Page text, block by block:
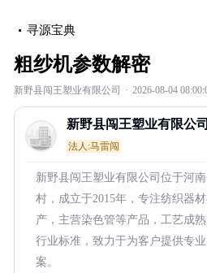
寻源宝典
粗纱机参数解密
新野县闯王塑业有限公司 · 2026-08-04
新野县闯王塑业有限公司
法人:马雷闯
新野县闯王塑业有限公司位于河
村，成立于2015年，专注纺织器
产，主营染色管等产品，工艺成
行业标准，致力于为客户提供专
案。